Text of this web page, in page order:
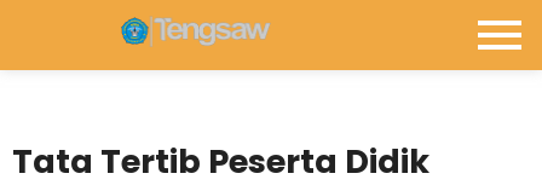
Tata Tertib Peserta Didik